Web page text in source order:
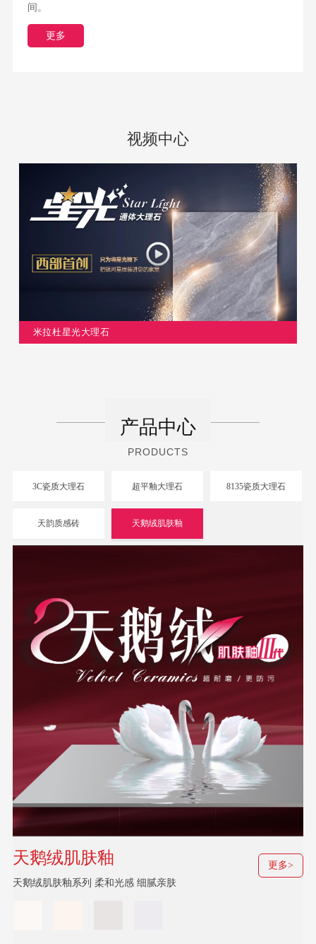
间。
更多
视频中心
米拉杜星光大理石
产品中心
PRODUCTS
3C瓷质大理石 超平釉大理石 8135瓷质大理石
天韵质感砖 天鹅绒肌肤釉
瓷质
天韵质感砖
天鹅绒肌肤釉
天鹅绒肌肤釉系列 柔和光感 细腻亲肤
更多>